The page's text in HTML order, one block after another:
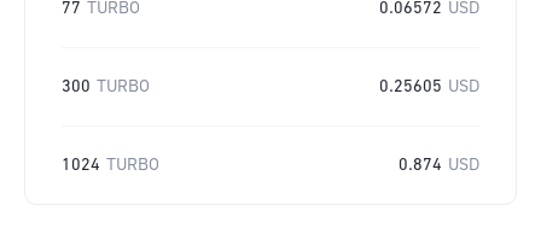
77 TURBO 0.06572 USD
300 TURBO 0.25605 USD
1024 TURBO 0.874 USD